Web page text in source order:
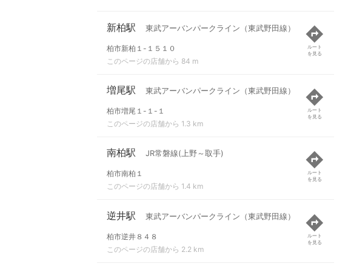
新柏駅 東武アーバンパークライン（東武野田線）
柏市新柏１-１５１０
このページの店舗から 84 m
ルート
を見る
増尾駅 東武アーバンパークライン（東武野田線）
柏市増尾１-１-１
このページの店舗から 1.3 km
ルート
を見る
南柏駅 JR常磐線(上野～取手)
柏市南柏１
このページの店舗から 1.4 km
ルート
を見る
逆井駅 東武アーバンパークライン（東武野田線）
柏市逆井８４８
このページの店舗から 2.2 km
ルート
を見る